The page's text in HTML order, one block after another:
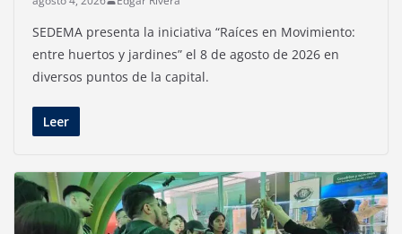
SEDEMA presenta la iniciativa “Raíces en Movimiento:
entre huertos y jardines” el 8 de agosto de 2026 en
diversos puntos de la capital.
Leer